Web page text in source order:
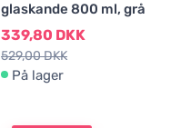
glaskande 800 ml, grå
339,80 DKK
529,00 DKK
På lager